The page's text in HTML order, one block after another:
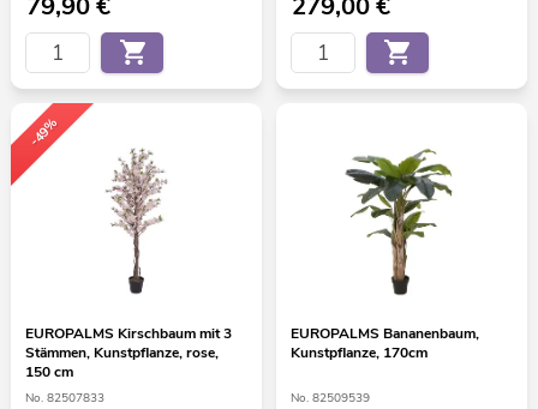
-49%
EUROPALMS Kirschbaum mit 3
Stämmen, Kunstpflanze, rose,
150 cm
No. 82507833
EUROPALMS Bananenbaum,
Kunstpflanze, 170cm
No. 82509539